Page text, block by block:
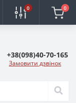
0 0
+38(098)40-70-165
Замовити дзвінок